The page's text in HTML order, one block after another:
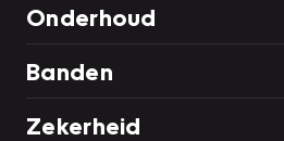
Onderhoud
Banden
Zekerheid